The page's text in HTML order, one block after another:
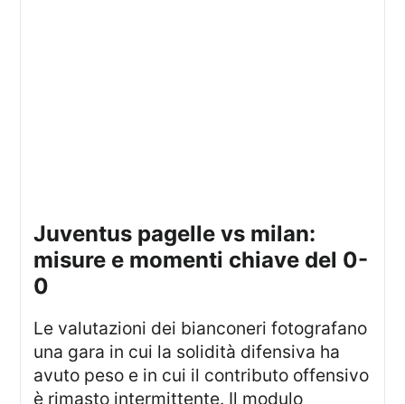
juventus pagelle vs milan:
misure e momenti chiave del 0-
0
Le valutazioni dei bianconeri fotografano
una gara in cui la solidità difensiva ha
avuto peso e in cui il contributo offensivo
è rimasto intermittente. Il modulo